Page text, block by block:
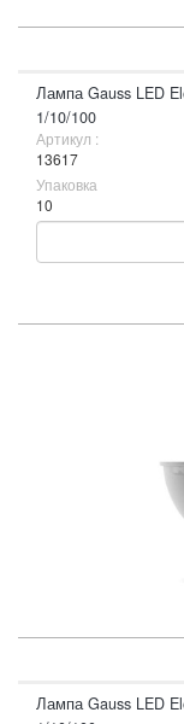
Лампа Gauss LED
1/10/100
Артикул :
13617
Упаковка
10
Лампа Gauss LED